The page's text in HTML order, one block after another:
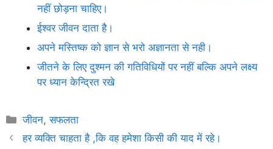
नहीं छोड़ना चाहिए।
ईश्वर जीवन दाता है।
अपने मस्तिष्क को ज्ञान से भरो अज्ञानता से नही।
जीतने के लिए दुश्मन की गतिविधियों पर नहीं बल्कि अपने लक्ष्य
पर ध्यान केन्द्रित रखे
Categories
जीवन,सफलता
हर व्यक्ति चाहता है ,कि वह हमेशा किसी की याद में रहे।